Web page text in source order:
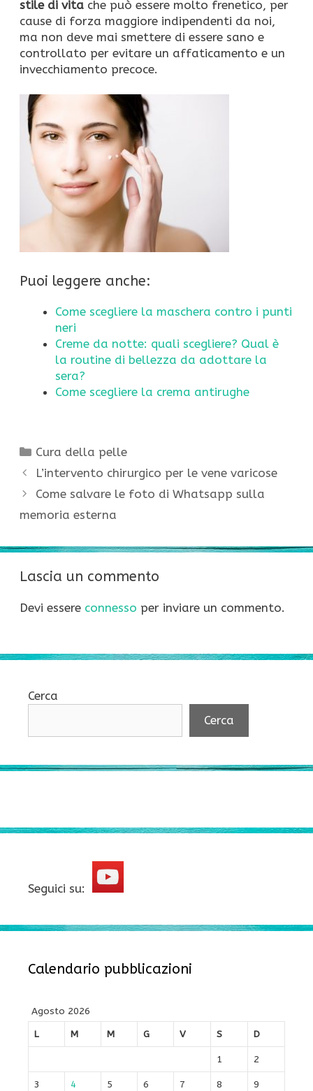
stile di vita che può essere molto frenetico, per
cause di forza maggiore indipendenti da noi,
ma non deve mai smettere di essere sano e
controllato per evitare un affaticamento e un
invecchiamento precoce.
Puoi leggere anche:
Come scegliere la maschera contro i punti
neri
Creme da notte: quali scegliere? Qual è
la routine di bellezza da adottare la
sera?
Come scegliere la crema antirughe
Categorie
Cura della pelle
L’intervento chirurgico per le vene varicose
Come salvare le foto di Whatsapp sulla
memoria esterna
Lascia un commento
Devi essere connesso per inviare un commento.
Cerca
Cerca
Seguici su:
Calendario pubblicazioni
Agosto 2026
L
M M G V S D
1 2
3 4 5 6 7 8 9